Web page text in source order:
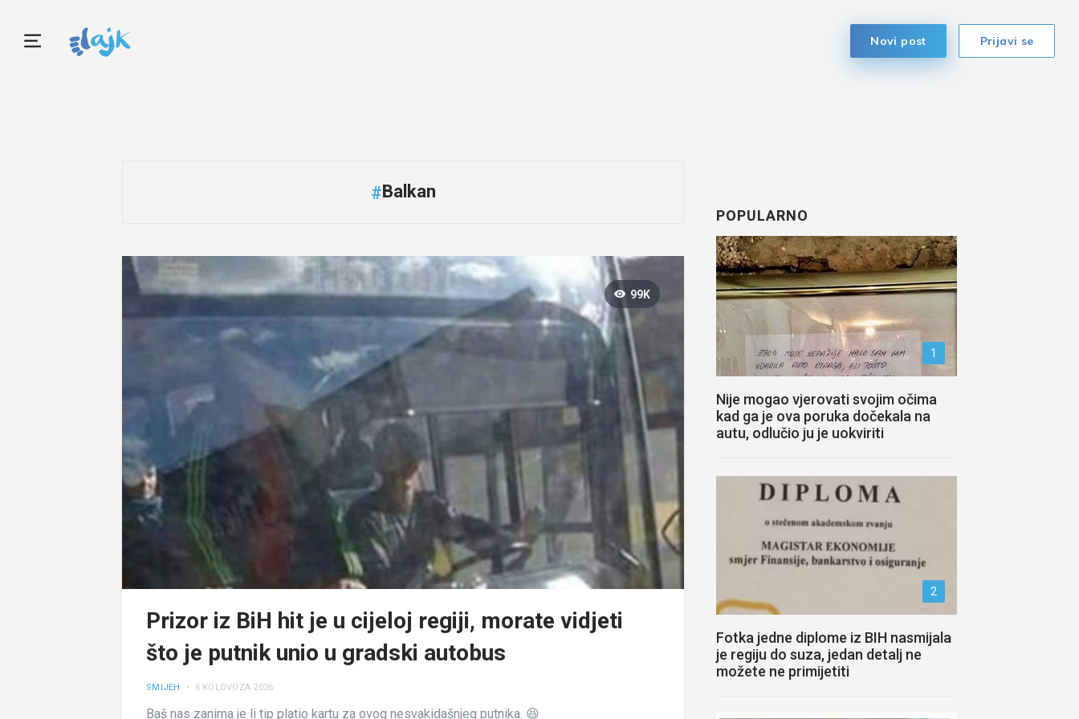
Prijavi se
Novi post
#Balkan
99K
Prizor iz BiH hit je u cijeloj regiji, morate vidjeti
što je putnik unio u gradski autobus
SMIJEH • 6 KOLOVOZA 2026
Baš nas zanima je li tip platio kartu za ovog nesvakidašnjeg putnika. 😆
POPULARNO
1
Nije mogao vjerovati svojim očima
kad ga je ova poruka dočekala na
autu, odlučio ju je uokviriti
2
Fotka jedne diplome iz BIH nasmijala
je regiju do suza, jedan detalj ne
možete ne primijetiti